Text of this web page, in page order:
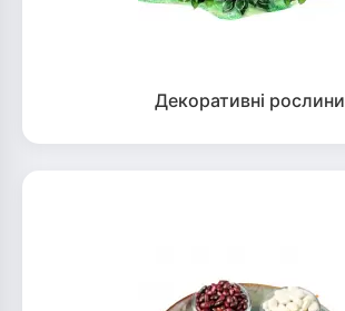
Декоративні рослини